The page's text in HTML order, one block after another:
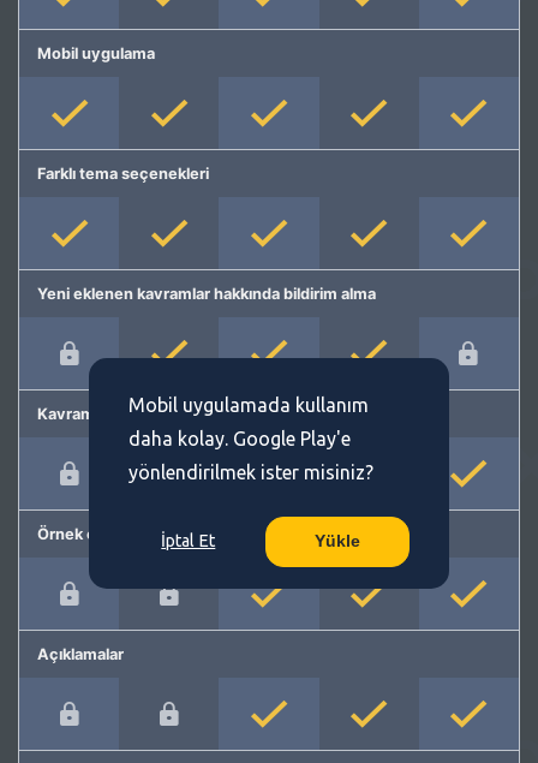
Mobil uygulama
Farklı tema seçenekleri
Yeni eklenen kavramlar hakkında bildirim alma
Kavram önerme
Örnek cümleler
Açıklamalar
Mobil uygulamada kullanım
daha kolay. Google Play'e
yönlendirilmek ister misiniz?
İptal Et Yükle